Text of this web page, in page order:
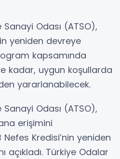
Odası (ATSO),
yeniden devreye
kapsamında
kadar, uygun koşullarda
yararlanabilecek.
Odası (ATSO),
erişimini
Nefes Kredisi’nin yeniden
açıkladı. Türkiye Odalar